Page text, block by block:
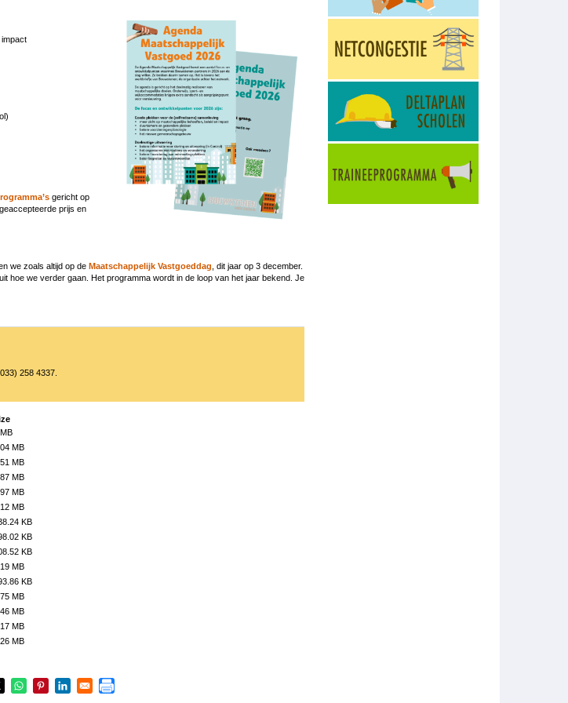
gericht op
prijs en
we zoals altijd op de Maatschappelijk Vastgoeddag , dit jaar op 3 december.
hoe we verder gaan. Het programma wordt in de loop van het jaar bekend. Je
258 4337.
MB
MB
MB
MB
MB
KB
KB
KB
MB
KB
MB
MB
MB
MB